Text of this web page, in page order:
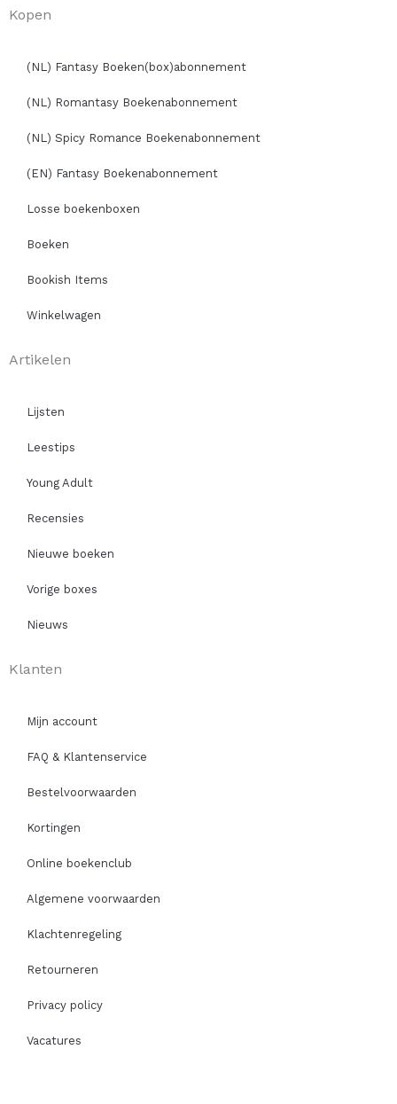
Kopen
(NL) Fantasy Boeken(box)abonnement
(NL) Romantasy Boekenabonnement
(NL) Spicy Romance Boekenabonnement
(EN) Fantasy Boekenabonnement
Losse boekenboxen
Boeken
Bookish Items
Winkelwagen
Artikelen
Lijsten
Leestips
Young Adult
Recensies
Nieuwe boeken
Vorige boxes
Nieuws
Klanten
Mijn account
FAQ & Klantenservice
Bestelvoorwaarden
Kortingen
Online boekenclub
Algemene voorwaarden
Klachtenregeling
Retourneren
Privacy policy
Vacatures